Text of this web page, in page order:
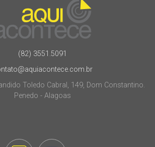
(82) 3551.5091
Toledo Cabral, 149, Dom Constantino.
Penedo - Alagoas